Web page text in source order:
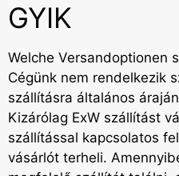
GYIK
Welche Versandoptionen
Cégünk nem rendelkezik
szállításra általános
Kizárólag ExW szállítást
szállítással kapcsolatos
vásárlót terheli.